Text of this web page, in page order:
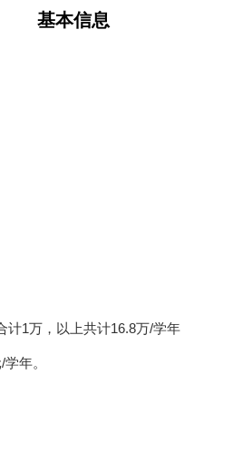
基本信息
计1万，以上共计16.8万/学年
年。